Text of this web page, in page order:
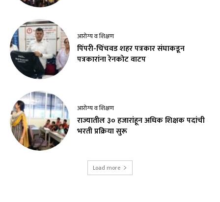
आरोग्य व शिक्षण
पिंपरी-चिंचवड शहर पत्रकार संघाकडून
पत्रकारांना रेनकोट वाटप
आरोग्य व शिक्षण
राज्यातील ३० हजारांहून अधिक शिक्षक पदांची
भरती प्रक्रिया सुरू
Load more